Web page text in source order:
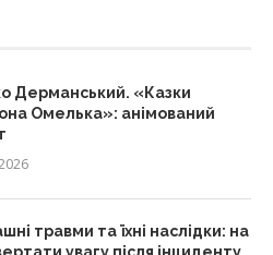
Дерманський. «Казки
Омелька»: анімований
травми та їхні наслідки: на